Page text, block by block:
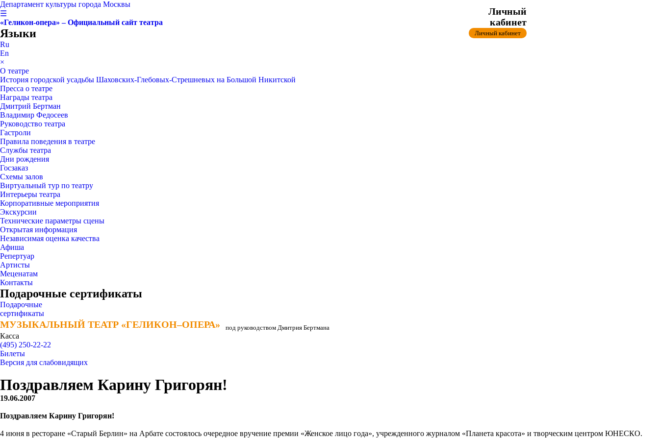
Департамент культуры города Москвы
☰
«Геликон-опера» – Официальный сайт театра
Языки
Ru
En
×
О театре
История городской усадьбы Шаховских-Глебовых-Стрешневых на Большой Никитской
Пресса о театре
Награды театра
Дмитрий Бертман
Владимир Федосеев
Руководство театра
Гастроли
Правила поведения в театре
Службы театра
Дни рождения
Госзаказ
Схемы залов
Виртуальный тур по театру
Интерьеры театра
Корпоративные мероприятия
Экскурсии
Технические параметры сцены
Открытая информация
Независимая оценка качества
Афиша
Репертуар
Артисты
Меценатам
Контакты
Подарочные сертификаты
Подарочные
сертификаты
МУЗЫКАЛЬНЫЙ ТЕАТР «ГЕЛИКОН–ОПЕРА»
МУЗЫКАЛЬНЫЙ ТЕАТР «ГЕЛИКОН–ОПЕРА» под руководством Дмитрия Бертмана
Касса
(495) 250-22-22
Личный
кабинет
Личный кабинет
Билеты
Версия для слабовидящих
Поздравляем Карину Григорян!
19.06.2007
Поздравляем Карину Григорян!
4 июня в ресторане «Старый Берлин» на Арбате состоялось очередное вручение премии «Женское лицо года», учрежденного журналом «Планета красота» и творческим центром ЮНЕСКО.